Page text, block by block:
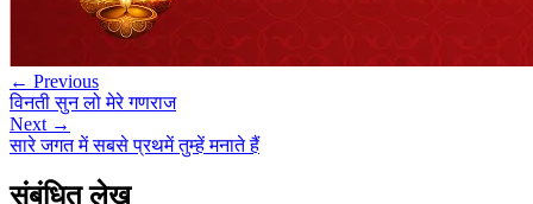
← Previous
विनती सुन लो मेरे गणराज
Next →
सारे जगत में सबसे प्रथमें तुम्हें मनाते हैं
संबंधित लेख